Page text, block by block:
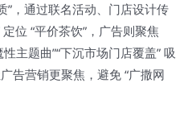
”，通过联名活动、门店设计传
位 “平价茶饮”，广告则聚焦
主题曲”“下沉市场门店覆盖” 吸
告营销更聚焦，避免 “广撒网